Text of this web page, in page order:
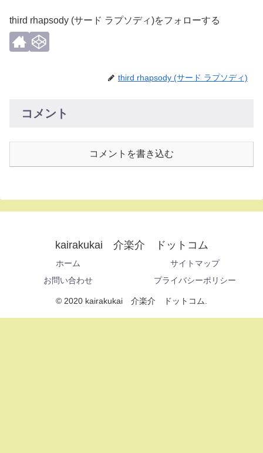
third rhapsody (サード ラプソディ)をフォローする
third rhapsody (サード ラプソディ)
コメント
コメントを書き込む
kairakukai 介楽介 ドットコム
ホーム
サイトマップ
お問い合わせ
プライバシーポリシー
© 2020 kairakukai 介楽介 ドットコム.